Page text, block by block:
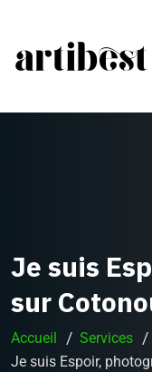
Je suis
sur
Accueil
Services
Je suis Espoir,